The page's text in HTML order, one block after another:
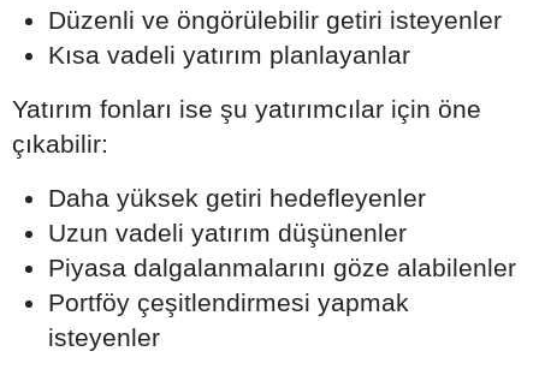
Düzenli ve öngörülebilir getiri isteyenler
Kısa vadeli yatırım planlayanlar
Yatırım fonları ise şu yatırımcılar için öne
çıkabilir:
Daha yüksek getiri hedefleyenler
Uzun vadeli yatırım düşünenler
Piyasa dalgalanmalarını göze alabilenler
Portföy çeşitlendirmesi yapmak
isteyenler